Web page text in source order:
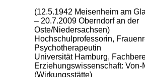
(12.5.1942 Meisenheim am
– 20.7.2009 Oberndorf an der
Oste/Niedersachsen)
Hochschulprofessorin,
Psychotherapeutin
Universität Hamburg,
Erziehungswissenschaft: Von-
(Wirkungsstätte)